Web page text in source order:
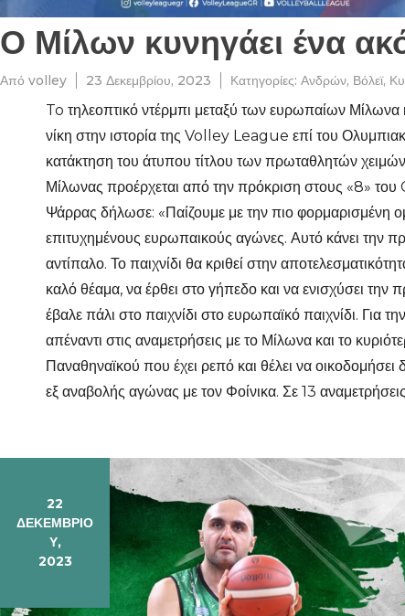
Ο Μίλων κυνηγάει ένα
Από volley 23 Δεκεμβρίου, 2023 Κατηγορίες: Ανδρών, Βόλεϊ,
To τηλεοπτικό ντέρμπι μεταξύ των ευρωπαίων Μίλωνα
νίκη στην ιστορία της Volley League επί του
κατάκτηση του άτυπου τίτλου των πρωταθλητών
Μίλωνας προέρχεται από την πρόκριση στους «8» του
Ψάρρας δήλωσε: «Παίζουμε με την πιο φορμαρισμένη
επιτυχημένους ευρωπαικούς αγώνες. Αυτό κάνει την
αντίπαλο. Το παιχνίδι θα κριθεί στην
καλό θέαμα, να έρθει στο γήπεδο και να ενισχύσει
έβαλε πάλι στο παιχνίδι στο ευρωπαϊκό παιχνίδι. Για
απέναντι στις αναμετρήσεις με το Μίλωνα και το
Παναθηναϊκού που έχει ρεπό και θέλει να
εξ αναβολής αγώνας με τον Φοίνικα. Σε 13
22
ΔΕΚΕΜΒΡΊΟ
Υ,
2023